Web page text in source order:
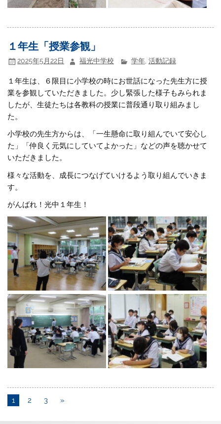
１年生「授業参観」
2025年5月22日 福光中学校 学年, 活動記録
１年生は、６限目に小学校の時にお世話になった先生方に授
業を参観していただきました。少し緊張した様子もみられま
したが、生徒たちは各教科の授業に普段通り取り組みまし
た。
小学校の先生方からは、「一生懸命に取り組んでいて安心し
た」「仲良く元気にしていてよかった」などの声を聴かせて
いただきました。
様々な活動を、成長につなげていけるよう取り組んでいきま
す。
がんばれ！光中１年生！
1 2 3 »